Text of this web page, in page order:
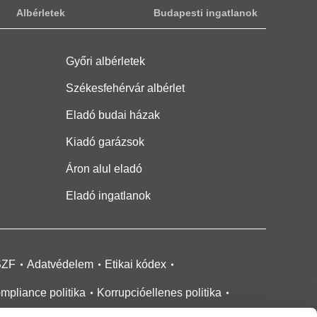
Albérletek Budapesti ingatlanok
Győri albérletek
Székesfehérvár albérlet
Eladó budai házak
Kiadó garázsok
Áron alul eladó
Eladó ingatlanok
Adatvédelem Etikai kódex
politika Korrupcióellenes politika